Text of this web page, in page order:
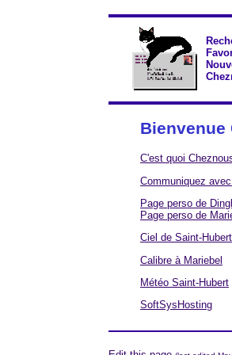
Bienvenue
C'est quoi
Communiquez
Page perso de
Page perso de
Ciel de Saint-Hubert
Calibre à Mariebel
Météo Saint-Hubert
SoftSysHosting